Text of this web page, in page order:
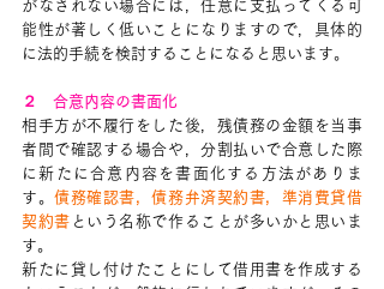
がなされない場合には，任意に支払ってくる可
能性が著しく低いことになりますので，具体的
に法的手続を検討することになると思います。
２　合意内容の書面化
相手方が不履行をした後，残債務の金額を当事
者間で確認する場合や，分割払いで合意した際
に新たに合意内容を書面化する方法がありま
す。債務確認書，債務弁済契約書，準消費貸借
契約書 という名称で作ることが多いかと思いま
す。
新たに貸し付けたことにして借用書を作成する